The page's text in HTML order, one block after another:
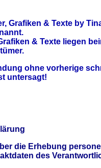
Grafiken & Texte by
& Texte liegen
ohne vorherige
untersagt!
die Erhebung
des